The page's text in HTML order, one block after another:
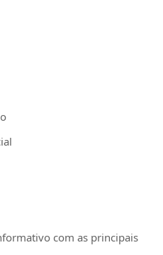
com as principais